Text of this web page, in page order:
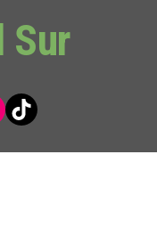
Sur
TikTok